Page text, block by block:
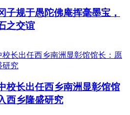
子规于愚陀佛庵挥毫墨宝，
之交谊
校长出任西乡南洲显彰馆馆
西乡隆盛研究